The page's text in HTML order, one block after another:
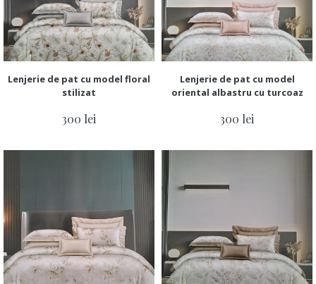
Lenjerie de pat cu model floral
stilizat
300 lei
Lenjerie de pat cu model
oriental albastru cu turcoaz
300 lei